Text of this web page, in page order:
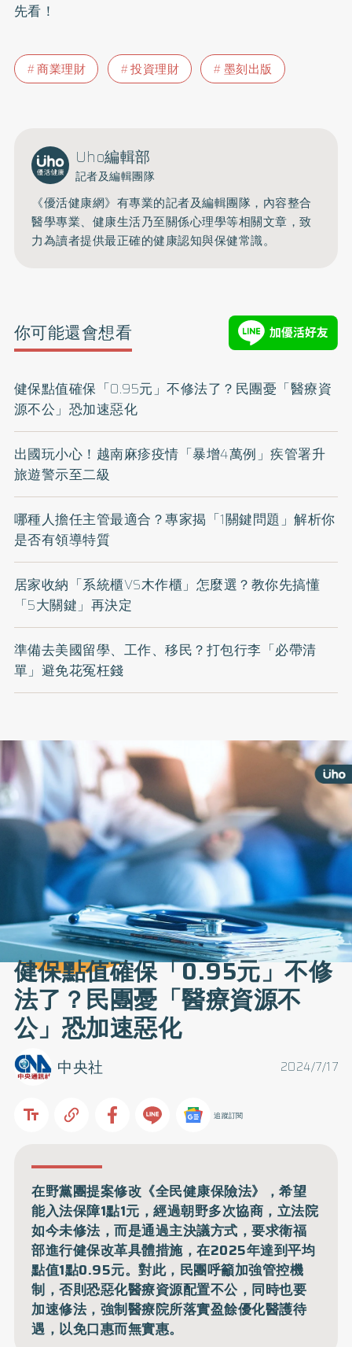
先看！
商業理財 投資理財 墨刻出版
Uho編輯部
記者及編輯團隊
《優活健康網》有專業的記者及編輯團隊，內容整合
醫學專業、健康生活乃至關係心理學等相關文章，致
力為讀者提供最正確的健康認知與保健常識。
你可能還會想看
健保點值確保「0.95元」不修法了？民團憂「醫療資
源不公」恐加速惡化
出國玩小心！越南麻疹疫情「暴增4萬例」疾管署升
旅遊警示至二級
哪種人擔任主管最適合？專家揭「1關鍵問題」解析你
是否有領導特質
居家收納「系統櫃VS木作櫃」怎麼選？教你先搞懂
「5大關鍵」再決定
準備去美國留學、工作、移民？打包行李「必帶清
單」避免花冤枉錢
健保點值確保「0.95元」不修
法了？民團憂「醫療資源不
公」恐加速惡化
2024/7/17
中央社
追蹤訂閱
在野黨團提案修改《全民健康保險法》，希望
能入法保障1點1元，經過朝野多次協商，立法院
如今未修法，而是通過主決議方式，要求衛福
部進行健保改革具體措施，在2025年達到平均
點值1點0.95元。對此，民團呼籲加強管控機
制，否則恐惡化醫療資源配置不公，同時也要
加速修法，強制醫療院所落實盈餘優化醫護待
遇，以免口惠而無實惠。